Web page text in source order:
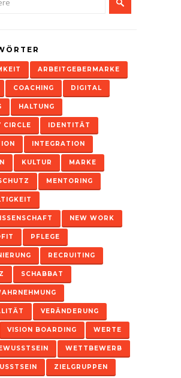
ARBEITGEBERMARKE
COACHING DIGITAL
HALTUNG
CIRCLE IDENTITÄT
INTEGRATION
KULTUR MARKE
MENTORING
NEW WORK
PFLEGE
RECRUITING
SCHABBAT
VERÄNDERUNG
VISION BOARDING WERTE
WETTBEWERB
ZIELGRUPPEN